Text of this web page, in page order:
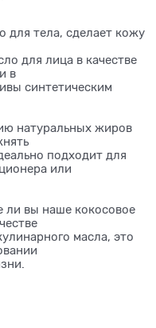
для тела, сделает кожу
для лица в качестве
в
синтетическим
натуральных жиров
подходит для
или
ли вы наше кокосовое
масла, это